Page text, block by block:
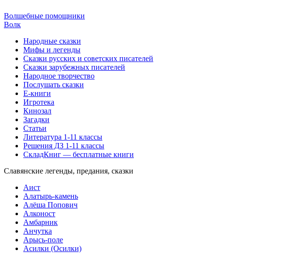
Волшебные помощники
Волк
Народные сказки
Мифы и легенды
Сказки русских и советских писателей
Сказки зарубежных писателей
Народное творчество
Послушать сказки
Е-книги
Игротека
Кинозал
Загадки
Статьи
Литература 1-11 классы
Решения ДЗ 1-11 классы
СкладКниг — бесплатные книги
Славянские легенды, предания, сказки
Аист
Алатырь-камень
Алёша Попович
Алконост
Амбарник
Анчутка
Арысь-поле
Асилки (Осилки)